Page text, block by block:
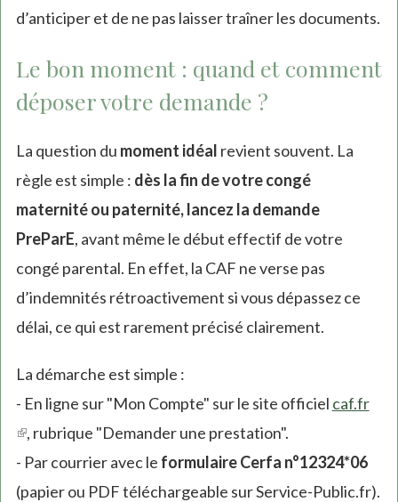
d’anticiper et de ne pas laisser traîner les documents.
Le bon moment : quand et comment
déposer votre demande ?
La question du moment idéal revient souvent. La
règle est simple : dès la fin de votre congé
maternité ou paternité, lancez la demande
PreParE, avant même le début effectif de votre
congé parental. En effet, la CAF ne verse pas
d’indemnités rétroactivement si vous dépassez ce
délai, ce qui est rarement précisé clairement.
La démarche est simple :
- En ligne sur "Mon Compte" sur le site officiel caf.fr
(link
is
external)
, rubrique "Demander une prestation".
- Par courrier avec le formulaire Cerfa n°12324*06
(papier ou PDF téléchargeable sur Service-Public.fr).